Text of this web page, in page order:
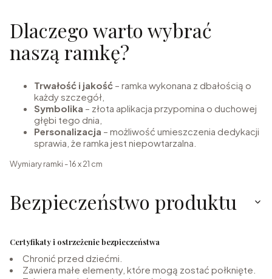
Dlaczego warto wybrać
naszą ramkę?
Trwałość i jakość – ramka wykonana z dbałością o
każdy szczegół,
Symbolika – złota aplikacja przypomina o duchowej
głębi tego dnia,
Personalizacja – możliwość umieszczenia dedykacji
sprawia, że ramka jest niepowtarzalna.
Wymiary ramki - 16 x 21 cm
Bezpieczeństwo produktu
Certyfikaty i ostrzeżenie bezpieczeństwa
Chronić przed dziećmi.
Zawiera małe elementy, które mogą zostać połknięte.